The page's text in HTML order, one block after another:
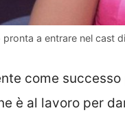
pronta a entrare nel cast
come
è al lavoro per